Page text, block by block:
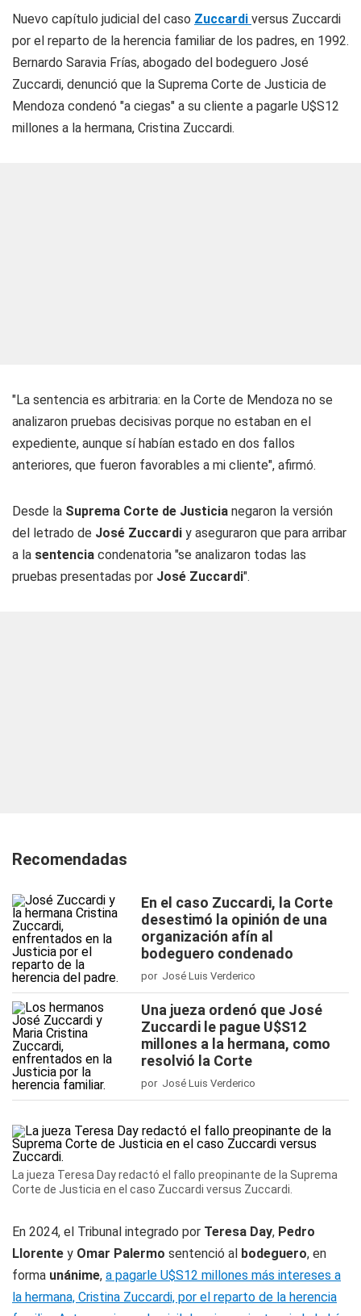
Nuevo capítulo judicial del caso Zuccardi versus Zuccardi
por el reparto de la herencia familiar de los padres, en 1992.
Bernardo Saravia Frías, abogado del bodeguero José
Zuccardi, denunció que la Suprema Corte de Justicia de
Mendoza condenó "a ciegas" a su cliente a pagarle U$S12
millones a la hermana, Cristina Zuccardi.
"La sentencia es arbitraria: en la Corte de Mendoza no se
analizaron pruebas decisivas porque no estaban en el
expediente, aunque sí habían estado en dos fallos
anteriores, que fueron favorables a mi cliente", afirmó.
Desde la Suprema Corte de Justicia negaron la versión
del letrado de José Zuccardi y aseguraron que para arribar
a la sentencia condenatoria "se analizaron todas las
pruebas presentadas por José Zuccardi".
Recomendadas
En el caso Zuccardi, la Corte
desestimó la opinión de una
organización afín al
bodeguero condenado
por José Luis Verderico
Una jueza ordenó que José
Zuccardi le pague U$S12
millones a la hermana, como
resolvió la Corte
por José Luis Verderico
La jueza Teresa Day redactó el fallo preopinante de la Suprema
Corte de Justicia en el caso Zuccardi versus Zuccardi.
En 2024, el Tribunal integrado por Teresa Day, Pedro
Llorente y Omar Palermo sentenció al bodeguero, en
forma unánime, a pagarle U$S12 millones más intereses a
la hermana, Cristina Zuccardi, por el reparto de la herencia